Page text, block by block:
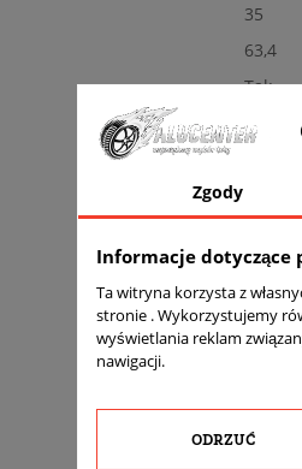
35
63,4
Tak
Nowe
Tak
Zgody
Informacje dotyczące
Ta witryna korzysta z
stronie . Wykorzystujemy
wyświetlania reklam
nawigacji.
ODRZUĆ